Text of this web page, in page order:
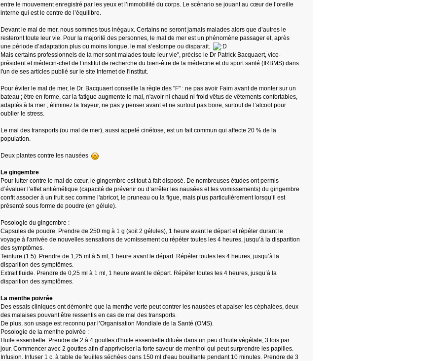
entre le mouvement enregistré par les yeux et l’immobilité du corps. Le scénario se jouant au cœur de l’oreille
interne qui est le centre de l’équilibre.
Devant le mal de mer, nous sommes tous inégaux. Certains ne seront jamais malades alors que d’autres le
resteront toute leur vie. Pour la majorité des personnes, le mal de mer est un phénomène passager et, après
une période d’adaptation plus ou moins longue, le mal s’estompe ou disparait.
Mais certains professionnels de la mer sont malades toute leur vie", précise le Dr Patrick Bacquaert, vice-
président et médecin-chef de l’institut de recherche du bien-être de la médecine et du sport santé (IRBMS) dans
l'un de ses articles publié sur le site Internet de l'institut.
Pour éviter le mal de mer, le Dr. Bacquaert conseille la règle des "F" : ne pas avoir Faim avant de monter sur un
bateau ; être en forme, car la fatigue augmente le mal, n'avoir ni chaud ni froid vêtus de vêtements confortables,
adaptés à la mer ; éliminez la frayeur, ne pas y penser avant et ne surtout pas boire, surtout de l’alcool pour
oublier le stress.
Le mal des transports (ou mal de mer), aussi appelé cinétose, est un fait commun qui affecte 20 % de la
population.
Deux plantes contre les nausées
Le gingembre
Pour lutter contre le mal de cœur, le gingembre est tout à fait disposé. De nombreuses études ont permis
d’évaluer l’effet antiémétique (capacité de prévenir ou d’arrêter les nausées et les vomissements) du gingembre
confit associer à un fruit sec comme l'abricot, le pruneau ou la figue, mais plus particulièrement lorsqu’il est
présenté sous forme de poudre (en gélule).
Posologie du gingembre :
Capsules de poudre. Prendre de 250 mg à 1 g (soit 2 gélules), 1 heure avant le départ et répéter durant le
voyage à l'arrivée de nouvelles sensations de vomissement ou répéter toutes les 4 heures, jusqu’à la disparition
des symptômes.
Teinture (1:5). Prendre de 1,25 ml à 5 ml, 1 heure avant le départ. Répéter toutes les 4 heures, jusqu’à la
disparition des symptômes.
Extrait fluide. Prendre de 0,25 ml à 1 ml, 1 heure avant le départ. Répéter toutes les 4 heures, jusqu’à la
disparition des symptômes.
La menthe poivrée
Des essais cliniques ont démontré que la menthe verte peut contrer les nausées et apaiser les céphalées, deux
des malaises pouvant être ressentis en cas de mal des transports.
De plus, son usage est reconnu par l’Organisation Mondiale de la Santé (OMS).
Posologie de la menthe poivrée :
Huile essentielle. Prendre de 2 à 4 gouttes d'huile essentielle diluée dans un peu d’huile végétale, 3 fois par
jour. Commencer avec 2 gouttes afin d’apprivoiser la forte saveur de menthol qui peut surprendre les papilles.
Infusion. Infuser 1 c. à table de feuilles séchées dans 150 ml d'eau bouillante pendant 10 minutes. Prendre de 3